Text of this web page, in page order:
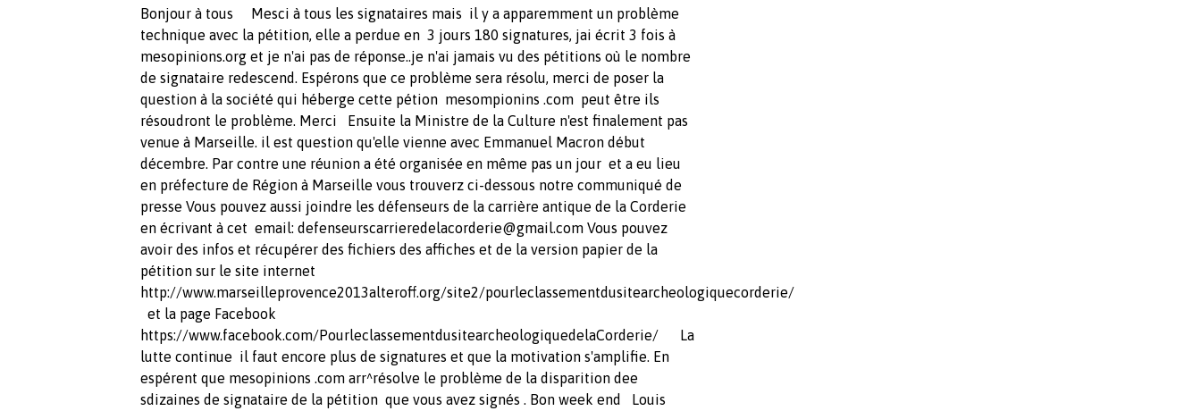
Bonjour à tous Mesci à tous les signataires mais il y a apparemment un problème
technique avec la pétition, elle a perdue en 3 jours 180 signatures, jai écrit 3 fois à
mesopinions.org et je n'ai pas de réponse..je n'ai jamais vu des pétitions où le nombre
de signataire redescend. Espérons que ce problème sera résolu, merci de poser la
question à la société qui héberge cette pétion mesompionins .com peut être ils
résoudront le problème. Merci Ensuite la Ministre de la Culture n'est finalement pas
venue à Marseille. il est question qu'elle vienne avec Emmanuel Macron début
décembre. Par contre une réunion a été organisée en même pas un jour et a eu lieu
en préfecture de Région à Marseille vous trouverz ci-dessous notre communiqué de
presse Vous pouvez aussi joindre les défenseurs de la carrière antique de la Corderie
en écrivant à cet email: defenseurscarrieredelacorderie@gmail.com Vous pouvez
avoir des infos et récupérer des fichiers des affiches et de la version papier de la
pétition sur le site internet
http://www.marseilleprovence2013alteroff.org/site2/pourleclassementdusitearcheologiquecorderie/
et la page Facebook
https://www.facebook.com/PourleclassementdusitearcheologiquedelaCorderie/ La
lutte continue il faut encore plus de signatures et que la motivation s'amplifie. En
espérent que mesopinions .com arr^résolve le problème de la disparition dee
sdizaines de signataire de la pétition que vous avez signés . Bon week end Louis